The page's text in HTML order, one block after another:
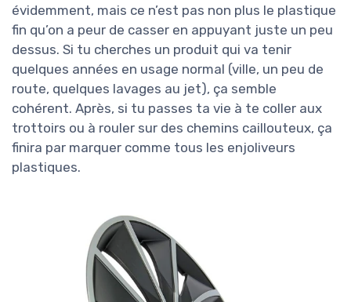
évidemment, mais ce n’est pas non plus le plastique
fin qu’on a peur de casser en appuyant juste un peu
dessus. Si tu cherches un produit qui va tenir
quelques années en usage normal (ville, un peu de
route, quelques lavages au jet), ça semble
cohérent. Après, si tu passes ta vie à te coller aux
trottoirs ou à rouler sur des chemins caillouteux, ça
finira par marquer comme tous les enjoliveurs
plastiques.